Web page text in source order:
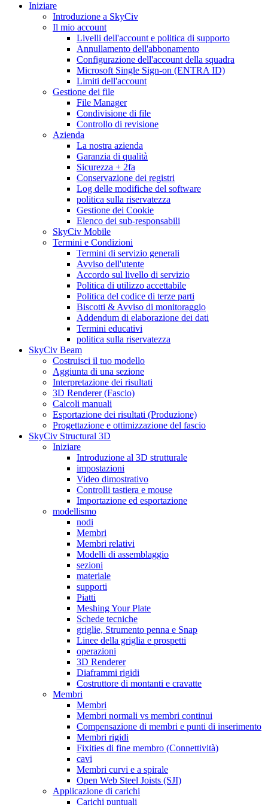
Iniziare
Introduzione a SkyCiv
Il mio account
Livelli dell'account e politica di supporto
Annullamento dell'abbonamento
Configurazione dell'account della squadra
Microsoft Single Sign-on (ENTRA ID)
Limiti dell'account
Gestione dei file
File Manager
Condivisione di file
Controllo di revisione
Azienda
La nostra azienda
Garanzia di qualità
Sicurezza + 2fa
Conservazione dei registri
Log delle modifiche del software
politica sulla riservatezza
Gestione dei Cookie
Elenco dei sub-responsabili
SkyCiv Mobile
Termini e Condizioni
Termini di servizio generali
Avviso dell'utente
Accordo sul livello di servizio
Politica di utilizzo accettabile
Politica del codice di terze parti
Biscotti & Avviso di monitoraggio
Addendum di elaborazione dei dati
Termini educativi
politica sulla riservatezza
SkyCiv Beam
Costruisci il tuo modello
Aggiunta di una sezione
Interpretazione dei risultati
3D Renderer (Fascio)
Calcoli manuali
Esportazione dei risultati (Produzione)
Progettazione e ottimizzazione del fascio
SkyCiv Structural 3D
Iniziare
Introduzione al 3D strutturale
impostazioni
Video dimostrativo
Controlli tastiera e mouse
Importazione ed esportazione
modellismo
nodi
Membri
Membri relativi
Modelli di assemblaggio
sezioni
materiale
supporti
Piatti
Meshing Your Plate
Schede tecniche
griglie, Strumento penna e Snap
Linee della griglia e prospetti
operazioni
3D Renderer
Diaframmi rigidi
Costruttore di montanti e cravatte
Membri
Membri
Membri normali vs membri continui
Compensazione di membri e punti di inserimento
Membri rigidi
Fixities di fine membro (Connettività)
cavi
Membri curvi e a spirale
Open Web Steel Joists (SJI)
Applicazione di carichi
Carichi puntuali